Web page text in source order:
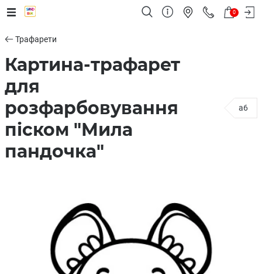
0
Трафарети
Картина-трафарет
для
розфарбовування
піском "Мила
пандочка"
a6